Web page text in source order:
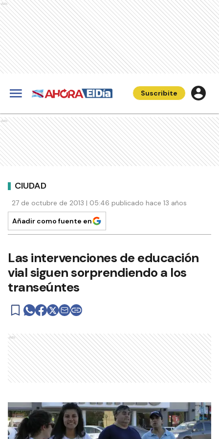
Ads
Suscribite
Ads
CIUDAD
27 de octubre de 2013 | 05:46 publicado hace 13 años
Añadir como fuente en
Las intervenciones de educación
vial siguen sorprendiendo a los
transeúntes
Ads